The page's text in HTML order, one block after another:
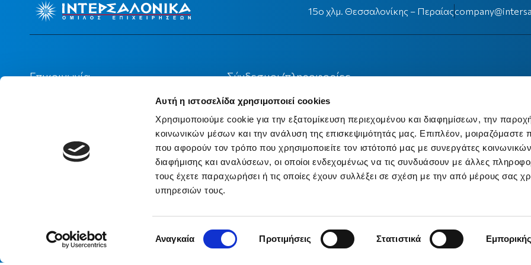
Αυτή η ιστοσελίδα χρησιμοποιεί cookies
Χρησιμοποιούμε cookie για την εξατομίκευση περιεχομένου και διαφημίσεων, την
κοινωνικών μέσων και την ανάλυση της επισκεψιμότητάς μας. Επιπλέον, μοιραζόμαστε
που αφορούν τον τρόπο που χρησιμοποιείτε τον ιστότοπό μας με συνεργάτες
διαφήμισης και αναλύσεων, οι οποίοι ενδεχομένως να τις συνδυάσουν με άλλες
τους έχετε παραχωρήσει ή τις οποίες έχουν συλλέξει σε σχέση με την από μέρους σας
υπηρεσιών τους.
συγκατάθεσης
Αναγκαία Προτιμήσεις Στατιστικά
15ο χλμ. Θεσσαλονίκης – Περαίας
Επικοινωνία
Επικοινωνήστε Μαζί μας
Υποβολή Αιτιάσεων - Παραπόνων
Σύνδεσμοι/πληροφορίες
Ένωση Ασφαλιστών Β. Ελλάδος
Θεσμικό Πλαίσιο Ιδιωτικής Ασφάλισης
(ΤτΕ)
Ιστορική Αναδρομή Ασφάλισης